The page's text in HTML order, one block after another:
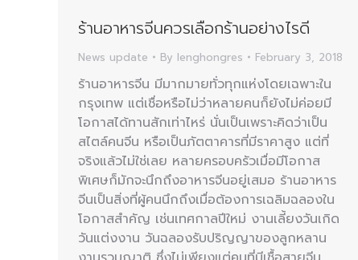
ร้านอาหารจีนควรเลือกร้านอย่างไรดี
News update By lenghongres February 3, 2018
ร้านอาหารจีน มีมากมายทั่วทุกแห่งโดยเฉพาะใน
กรุงเทพ แต่เชื่อหรือไม่ว่าหลายคนก็ยังไม่ค่อยมี
โอกาสได้ทานสักเท่าไหร่ นั่นเป็นเพราะคิดว่าเป็น
สไตล์คนจีน หรือเป็นภัตตาคารที่มีราคาสูง แต่ที่
จริงแล้วไม่ใช่เลย หลายครอบครัวเมื่อมีโอกาส
พิเศษก็มักจะนึกถึงอาหารจีนอยู่เสมอ ร้านอาหาร
จีนเป็นสิ่งที่ผู้คนนึกถึงเมื่อต้องการเฉลิมฉลองใน
โอกาสสำคัญ เช่นเทศกาลปีใหม่ งานเลี้ยงวันเกิด
วันแต่งงาน วันฉลองรับปริญญาของลูกหลาน